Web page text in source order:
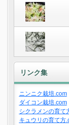
リンク集
ニンニク栽培.com
ダイコン栽培.com
シクラメンの育て
キュウリの育て方